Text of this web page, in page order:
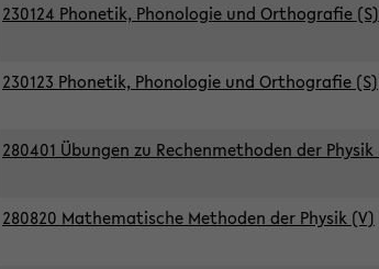
230124 Phonetik, Phonologie und Orthografie (S)
230123 Phonetik, Phonologie und Orthografie (S)
280401 Übungen zu Rechenmethoden der Physik
280820 Mathematische Methoden der Physik (V)